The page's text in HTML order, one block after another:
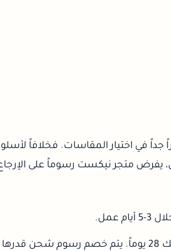
جداً في اختيار المقاسات. فخلافاً
يفرض متجر نيكست رسوماً على
عمل.
شحن قدرها